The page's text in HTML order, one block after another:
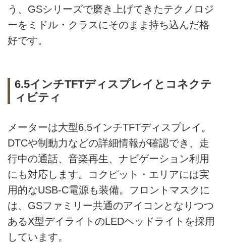
う、GSシリーズで磨き上げてきたテクノロジ
ーをミドル・クラスにそのまま持ち込んだ格
好です。
6.5インチTFTディスプレイとコネクテ
ィビティ
メーターは大型6.5インチTFTディスプレイ。
DTCや制動力などの詳細情報が確認でき、走
行中の通話、音楽再生、ナビゲーション利用
にも対応します。コクピット・エリアには実
用的なUSB-C電源も装備。フロントマスクに
は、GSファミリー共通のアイコンとなりつつ
あるX型デイライトのLEDヘッドライトを採用
しています。